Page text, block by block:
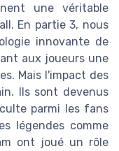
une véritable
En partie 3, nous
innovante de
aux joueurs une
Mais l'impact des
Ils sont devenus
parmi les fans
légendes comme
ont joué un rôle